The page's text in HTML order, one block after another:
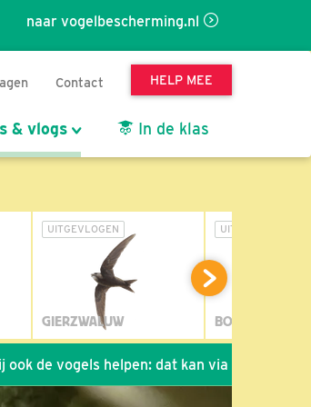
naar vogelbescherming.nl
Contact HELP MEE
& vlogs In de klas
UITGEVLOGEN
GIERZWALUW
UITGEVLOGEN
BOSUIL
helpen: dat kan via de link!